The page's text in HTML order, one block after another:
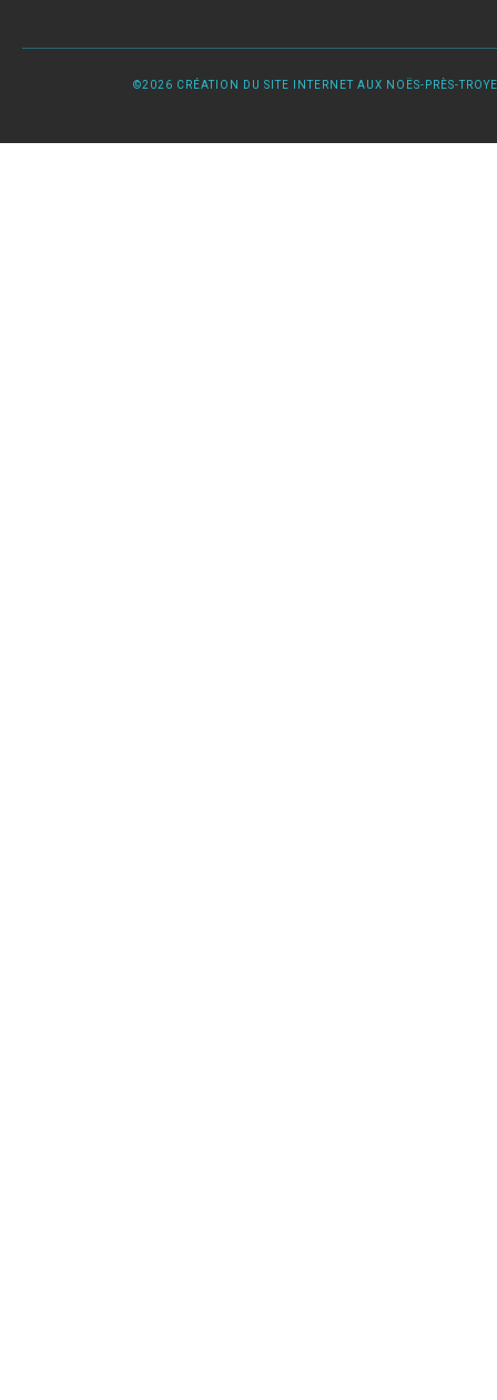
©2026 CRÉATION DU SITE INTERNET AUX NOËS-PRÈS-